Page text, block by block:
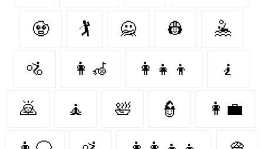
🧟‍ 🏌️‍ 🙅‍ 👷‍ 🤽‍
🚵 👩‍🦽 👩‍👧‍👦 🧎
🙇‍ 🧘 🛀 👮‍ 👩‍💼